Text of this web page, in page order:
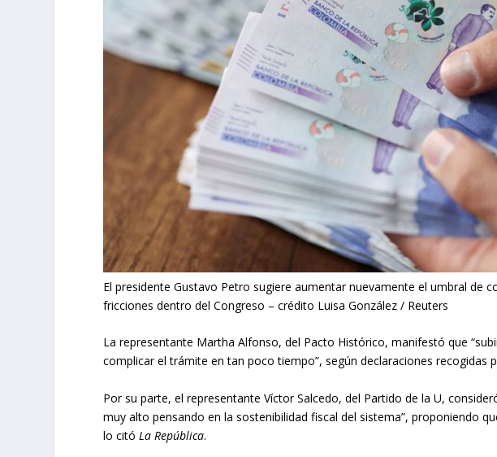
El presidente Gustavo Petro sugiere aumentar nuevamente el umbral de
fricciones dentro del Congreso – crédito Luisa González / Reuters
La representante Martha Alfonso, del Pacto Histórico, manifestó que
complicar el trámite en tan poco tiempo”, según declaraciones recogidas
Por su parte, el representante Víctor Salcedo, del Partido de la U,
muy alto pensando en la sostenibilidad fiscal del sistema”, proponiendo
lo citó La República.